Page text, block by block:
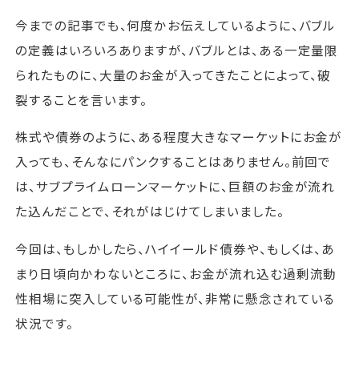
今までの記事でも、何度かお伝えしているように、バブル
の定義はいろいろありますが、バブルとは、ある一定量限
られたものに、大量のお金が入ってきたことによって、破
裂することを言います。
株式や債券のように、ある程度大きなマーケットにお金が
入っても、そんなにパンクすることはありません。前回で
は、サブプライムローンマーケットに、巨額のお金が流れ
た込んだことで、それがはじけてしまいました。
今回は、もしかしたら、ハイイールド債券や、もしくは、あ
まり日頃向かわないところに、お金が流れ込む過剰流動
性相場に突入している可能性が、非常に懸念されている
状況です。